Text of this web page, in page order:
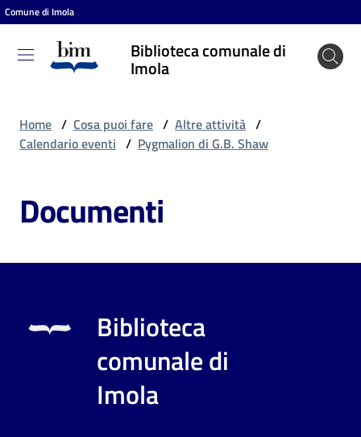
Vai al contenuto
Vai alla navigazione
Vai al footer
Comune di Imola
Biblioteca comunale di
Imola
Biblioteca
comunale
puoi
Home / Cosa puoi fare / Altre attività /
Calendario eventi / Pygmalion di G.B. Shaw
Documenti
Biblioteca
comunale di
Imola